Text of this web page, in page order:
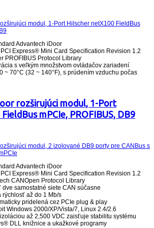
Advantech iDoor
Express® Mini Card Specification Revision 1.2
PROFIBUS Protocol Library
s veľkým množstvom ovládačov zariadení
~ 70°C (32 ~ 140°F), s prúdením vzduchu počas
rozširujúci modul, 1-Port
mPCIe, PROFIBUS, DB9
Advantech iDoor
Express® Mini Card Specification Revision 1.2
CANOpen Protocol Library
samostatné siete CAN súčasne
rýchlosť až do 1 Mb/s
pridelená cez PCIe plug & play
Windows 2000/XP/Vista/7, Linux 2.4/2.6
až 2,500 VDC zaisťuje stabilitu systému
DLL knižnice a ukažkové programy